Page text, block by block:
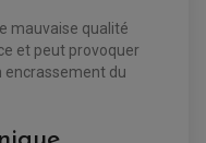
mauvaise qualité
et peut provoquer
encrassement du